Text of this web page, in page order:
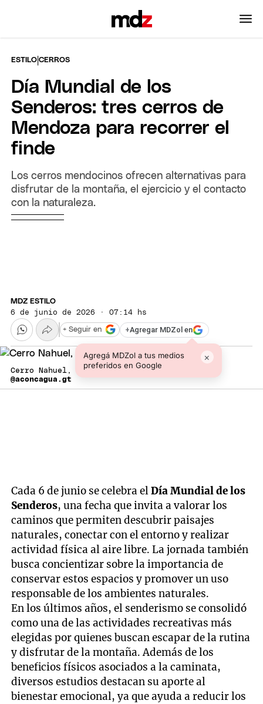
ESTILO |CERROS
Día Mundial de los
Senderos: tres cerros de
Mendoza para recorrer el
finde
Los cerros mendocinos ofrecen alternativas para
disfrutar de la montaña, el ejercicio y el contacto
con la naturaleza.
MDZ ESTILO
6 de junio de 2026 · 07:14 hs
+Agregar MDZol en
Agregá MDZol a tus medios
preferidos en Google
×
+ Seguir en
Cerro Nahuel, en Potrerillos.
@aconcagua.gt
Cada 6 de junio se celebra elDía Mundial de los
Senderos, una fecha que invita a valorar los
caminos que permiten descubrir paisajes
naturales, conectar con el entorno y realizar
actividad física al aire libre. La jornada también
busca concientizar sobre la importancia de
conservar estos espacios y promover un uso
responsable de los ambientes naturales.
En los últimos años, el senderismo se consolidó
como una de las actividades recreativas más
elegidas por quienes buscan escapar de la rutina
y disfrutar de la montaña. Además de los
beneficios físicos asociados a la caminata,
diversos estudios destacan su aporte al
bienestar emocional, ya que ayuda a reducir los